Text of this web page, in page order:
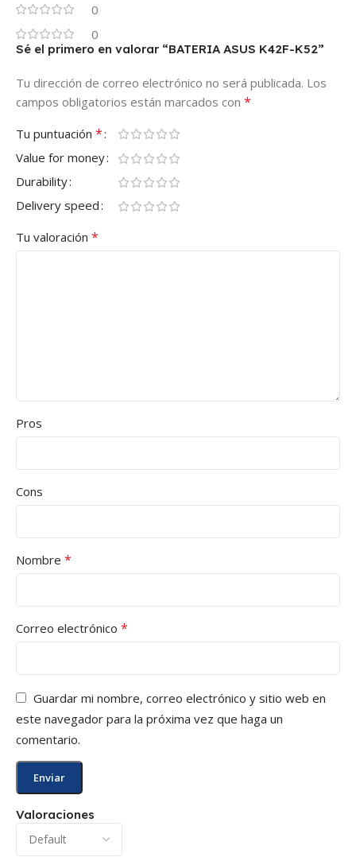
0
0
Valoraciones
Sé el primero en valorar “BATERIA ASUS K42F-K52”
Tu dirección de correo electrónico no será publicada. Los
campos obligatorios están marcados con *
Tu puntuación *
Value for money
Durability
Delivery speed
Tu valoración *
Pros
Cons
Nombre *
Correo electrónico *
Guardar mi nombre, correo electrónico y sitio web en
este navegador para la próxima vez que haga un
comentario.